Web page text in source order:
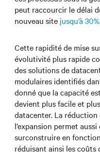
peut raccourcir le délai
nouveau site jusqu’à 30%
Cette rapidité de mise
évolutivité plus rapide
des solutions de
modulaires identifiés
donné que la capacité
devient plus facile et
datacenter. La réduction
l’expansion permet
surconstruire en
réduisant ainsi les coûts